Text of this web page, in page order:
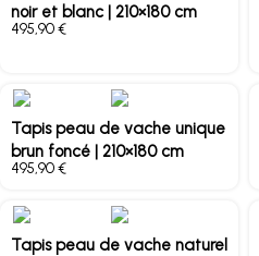
noir et blanc | 210×180 cm
€
Tapis peau de vache unique
brun foncé | 210×180 cm
€
Tapis peau de vache naturel